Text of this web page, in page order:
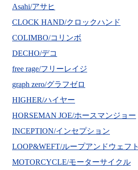
Asahi/アサヒ
CLOCK HAND/クロックハンド
COLIMBO/コリンボ
DECHO/デコ
free rage/フリーレイジ
graph zero/グラフゼロ
HIGHER/ハイヤー
HORSEMAN JOE/ホースマンジョー
INCEPTION/インセプション
LOOP&WEFT/ループアンドウェフト
MOTORCYCLE/モーターサイクル